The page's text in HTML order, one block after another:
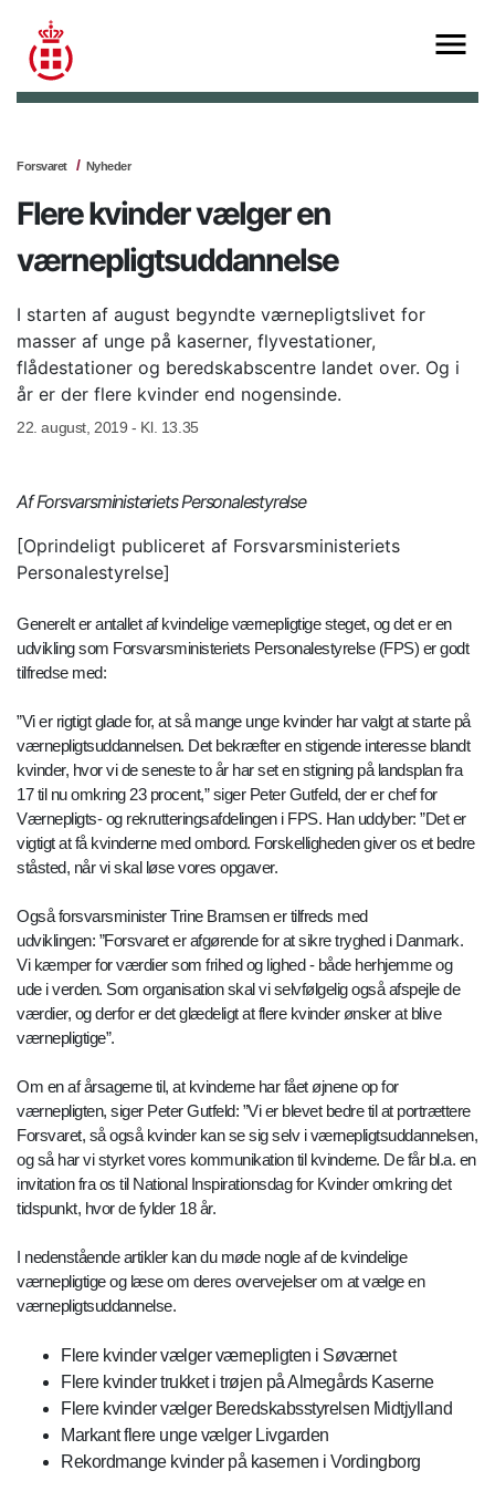
Forsvaret Nyheder
Flere kvinder vælger en
værnepligtsuddannelse
I starten af august begyndte værnepligtslivet for
masser af unge på kaserner, flyvestationer,
flådestationer og beredskabscentre landet over. Og i
år er der flere kvinder end nogensinde.
22. august, 2019 - Kl. 13.35
Af Forsvarsministeriets Personalestyrelse
[Oprindeligt publiceret af Forsvarsministeriets
Personalestyrelse]
Generelt er antallet af kvindelige værnepligtige steget, og det er en
udvikling som Forsvarsministeriets Personalestyrelse (FPS) er godt
tilfredse med:
”Vi er rigtigt glade for, at så mange unge kvinder har valgt at starte på
værnepligtsuddannelsen. Det bekræfter en stigende interesse blandt
kvinder, hvor vi de seneste to år har set en stigning på landsplan fra
17 til nu omkring 23 procent,” siger Peter Gutfeld, der er chef for
Værnepligts- og rekrutteringsafdelingen i FPS. Han uddyber: ”Det er
vigtigt at få kvinderne med ombord. Forskelligheden giver os et bedre
ståsted, når vi skal løse vores opgaver.
Også forsvarsminister Trine Bramsen er tilfreds med
udviklingen: ”Forsvaret er afgørende for at sikre tryghed i Danmark.
Vi kæmper for værdier som frihed og lighed - både herhjemme og
ude i verden. Som organisation skal vi selvfølgelig også afspejle de
værdier, og derfor er det glædeligt at flere kvinder ønsker at blive
værnepligtige”.
Om en af årsagerne til, at kvinderne har fået øjnene op for
værnepligten, siger Peter Gutfeld: ”Vi er blevet bedre til at portrættere
Forsvaret, så også kvinder kan se sig selv i værnepligtsuddannelsen,
og så har vi styrket vores kommunikation til kvinderne. De får bl.a. en
invitation fra os til National Inspirationsdag for Kvinder omkring det
tidspunkt, hvor de fylder 18 år.
I nedenstående artikler kan du møde nogle af de kvindelige
værnepligtige og læse om deres overvejelser om at vælge en
værnepligtsuddannelse.
Flere kvinder vælger værnepligten i Søværnet
Flere kvinder trukket i trøjen på Almegårds Kaserne
Flere kvinder vælger Beredskabsstyrelsen Midtjylland
Markant flere unge vælger Livgarden
Rekordmange kvinder på kasernen i Vordingborg